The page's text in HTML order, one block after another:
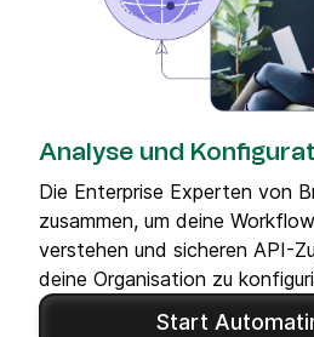
Analyse und
Die Enterprise Experten von
zusammen, um deine
verstehen und sicheren API-
deine Organisation zu
Start